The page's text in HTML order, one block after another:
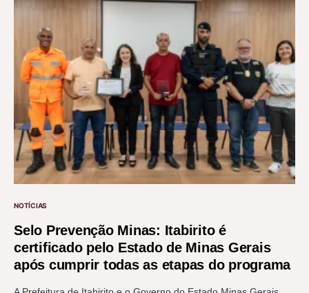
NOTÍCIAS
Selo Prevenção Minas: Itabirito é
certificado pelo Estado de Minas Gerais
após cumprir todas as etapas do programa